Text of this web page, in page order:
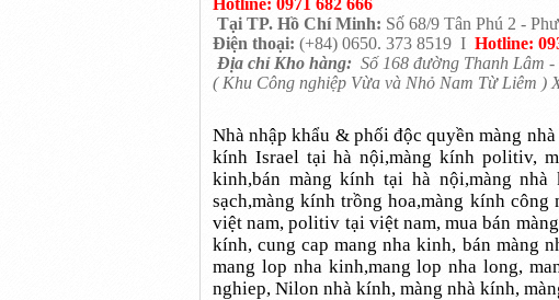
Hotline: 0971 682 666
Tại TP. Hồ Chí Minh: Số 68/9 Tân Phú 2 -
Điện thoại: (+84) 0650. 373 8519 I Hotline:
Địa chỉ Kho hàng: Số 168 đường Thanh Lâm
( Khu Công nghiệp Vừa và Nhỏ Nam Từ Liêm )
Nhà nhập khẩu & phối độc quyền màng
kính Israel tại hà nội,màng kính politiv,
kinh,bán màng kính tại hà nội,màng
sạch,màng kính trồng hoa,màng kính
việt nam, politiv tại việt nam, mua bán
kính, cung cap mang nha kinh, bán màng
mang lop nha kinh,mang lop nha long,
nghiep, Nilon nhà kính, màng nhà kính,